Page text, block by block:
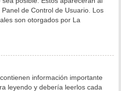
de Control de Usuario. Los
son otorgados por La
información importante
leyendo y debería leerlos cada